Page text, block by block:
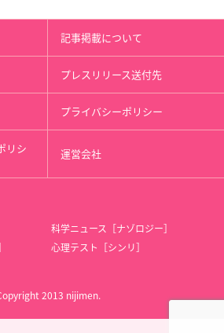
記事掲載について
プレスリリース送付先
プライバシーポリシー
リシ 運営会社
科学ニュース［ナゾロジー］
心理テスト［シンリ］
2013 nijimen.